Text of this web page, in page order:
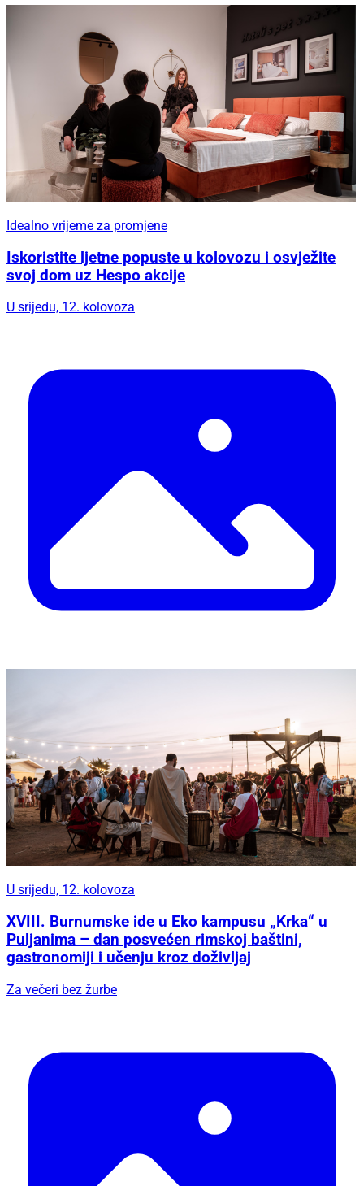
Idealno vrijeme za promjene
Iskoristite ljetne popuste u kolovozu i osvježite
svoj dom uz Hespo akcije
U srijedu, 12. kolovoza
U srijedu, 12. kolovoza
XVIII. Burnumske ide u Eko kampusu „Krka“ u
Puljanima – dan posvećen rimskoj baštini,
gastronomiji i učenju kroz doživljaj
Za večeri bez žurbe